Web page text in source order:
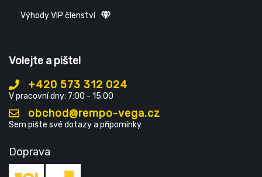
Výhody VIP členství
Volejte a pište!
+420 573 312 024
V pracovní dny: 7:00 - 15:00
obchod@rempo-vega.cz
Sem pište své dotazy a připomínky
Doprava